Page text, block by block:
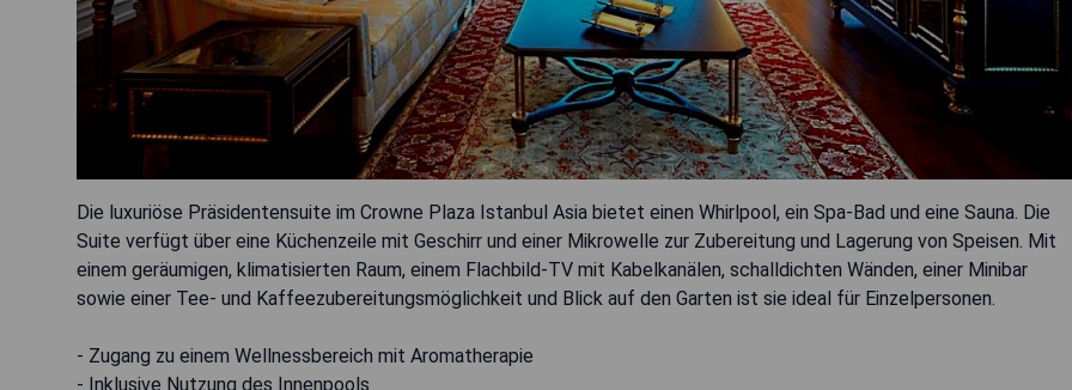
Die luxuriöse Präsidentensuite im Crowne Plaza Istanbul Asia bietet einen Whirlpool, ein Spa-Bad und eine Sauna. Die
Suite verfügt über eine Küchenzeile mit Geschirr und einer Mikrowelle zur Zubereitung und Lagerung von Speisen. Mit
einem geräumigen, klimatisierten Raum, einem Flachbild-TV mit Kabelkanälen, schalldichten Wänden, einer Minibar
sowie einer Tee- und Kaffeezubereitungsmöglichkeit und Blick auf den Garten ist sie ideal für Einzelpersonen.
- Zugang zu einem Wellnessbereich mit Aromatherapie
- Inklusive Nutzung des Innenpools